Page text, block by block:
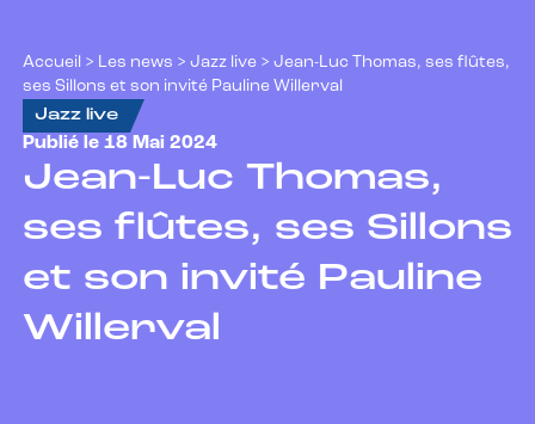
Accueil > Les news > Jazz live > Jean-Luc Thomas, ses flûtes,
ses Sillons et son invité Pauline Willerval
Jazz live
Publié le 18 Mai 2024
Jean-Luc Thomas,
ses flûtes, ses Sillons
et son invité Pauline
Willerval